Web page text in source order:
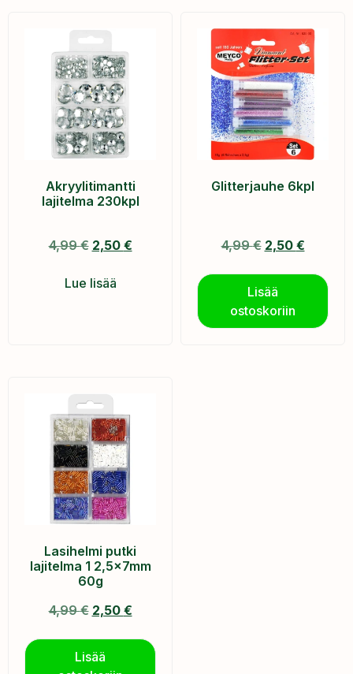
Akryylitimantti
lajitelma 230kpl
4,99€ 2,50 €
Lue lisää
Glitterjauhe 6kpl
4,99€ 2,50 €
Lisää
ostoskoriin
Lasihelmi putki
lajitelma 1 2,5x7mm
60g
4,99€ 2,50 €
Lisää